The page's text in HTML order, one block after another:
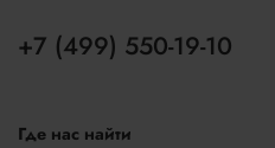
+7 (499) 550-19-10
Где нас найти